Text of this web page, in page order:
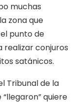
muchas
zona que
punto de
realizar conjuros
satánicos.
Tribunal de la
quiere